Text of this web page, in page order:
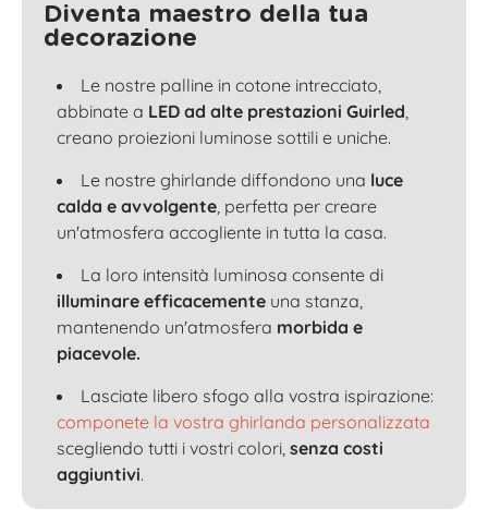
Diventa maestro della tua
decorazione
Le nostre palline in cotone intrecciato,
abbinate a LED ad alte prestazioni Guirled
creano proiezioni luminose sottili e uniche.
Le nostre ghirlande diffondono una luce
calda e avvolgente , perfetta per creare
un'atmosfera accogliente in tutta la casa.
La loro intensità luminosa consente di
illuminare efficacemente una stanza,
mantenendo un'atmosfera morbida e
piacevole.
Lasciate libero sfogo alla vostra ispirazione:
componete la vostra ghirlanda personalizzata
scegliendo tutti i vostri colori, senza costi
aggiuntivi.